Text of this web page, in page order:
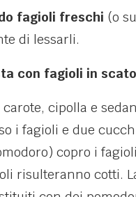
fagioli freschi (o
di lessarli.
con fagioli in
cipolla e
i fagioli e due
copro i
risulteranno cotti.